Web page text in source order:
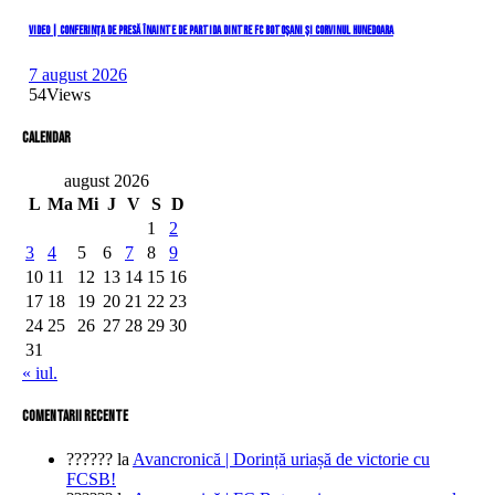
VIDEO | Conferința de presă înainte de partida dintre FC Botoșani și Corvinul Hunedoara
7 august 2026
54Views
Calendar
august 2026
L Ma Mi J V S D
1
2
3
4 5 6 7 8
9
10 11 12 13 14 15 16
17 18 19 20 21 22 23
24 25 26 27 28 29 30
31
« iul.
comentarii recente
?????? la Avancronică | Dorință uriașă de victorie cu
FCSB!